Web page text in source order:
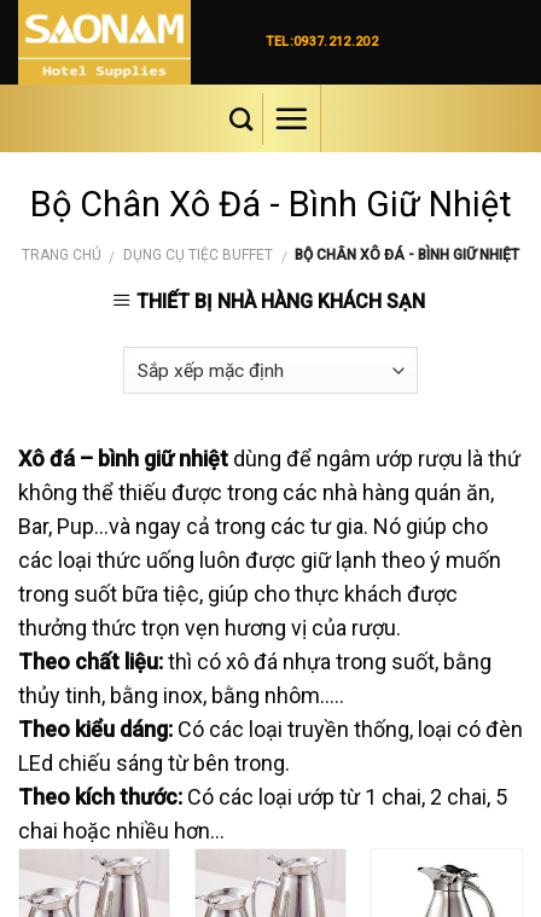
Skip
content
TEL:0937.212.202
Bộ Chân Xô Đá - Bình Giữ Nhiệt
TRANG CHỦ / DỤNG CỤ TIỆC BUFFET / BỘ CHÂN XÔ ĐÁ - BÌNH GIỮ NHIỆT
THIẾT BỊ NHÀ HÀNG KHÁCH SẠN
Xô đá – bình giữ nhiệt dùng để ngâm ướp rượu là thứ
không thể thiếu được trong các nhà hàng quán ăn,
Bar, Pup…và ngay cả trong các tư gia. Nó giúp cho
các loại thức uống luôn được giữ lạnh theo ý muốn
trong suốt bữa tiệc, giúp cho thực khách được
thưởng thức trọn vẹn hương vị của rượu.
Theo chất liệu:thì có xô đá nhựa trong suốt, bằng
thủy tinh, bằng inox, bằng nhôm…..
Theo kiểu dáng: Có các loại truyền thống, loại có đèn
LEd chiếu sáng từ bên trong.
Theo kích thước: Có các loại ướp từ 1 chai, 2 chai, 5
chai hoặc nhiều hơn…